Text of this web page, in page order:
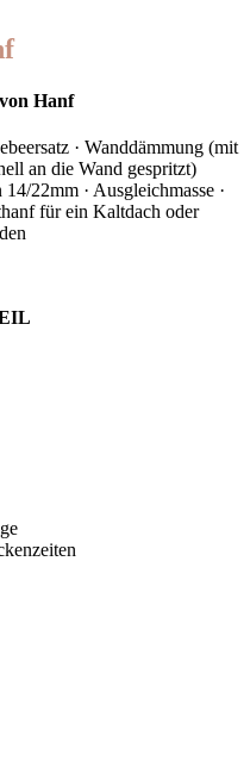
Hanf
· Wanddämmung (mit
an die Wand gespritzt)
22mm · Ausgleichmasse ·
für ein Kaltdach oder